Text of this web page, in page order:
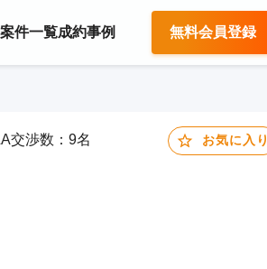
件一覧成約事例 無料会員登録
交渉数：9名 お気に入り